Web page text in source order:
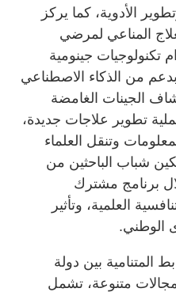
الأدوية، كما يركز
المناعي لمرضي
تكنولوجيات جينومية
من الذكاء الاصطناعي
الجينات الغامضة
تطوير علاجات جديدة،
وتنقل العلماء
شباب الباحثين من
برنامج مشترك
العلمية، وتأثير
الوطني.
المتنامية بين دولة
متنوعة، تشمل